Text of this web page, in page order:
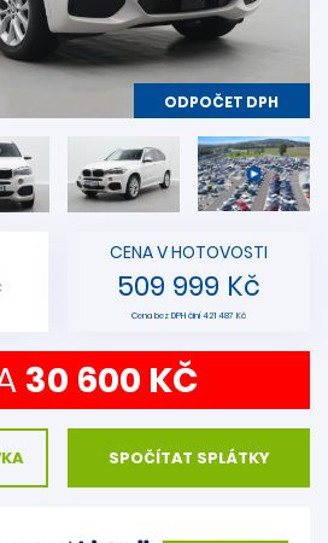
ODPOČET DPH
CENA V HOTOVOSTI
509 999 Kč
Cena bez DPH činí 421 487 Kč
30 600 KČ
SPOČÍTAT SPLÁTKY